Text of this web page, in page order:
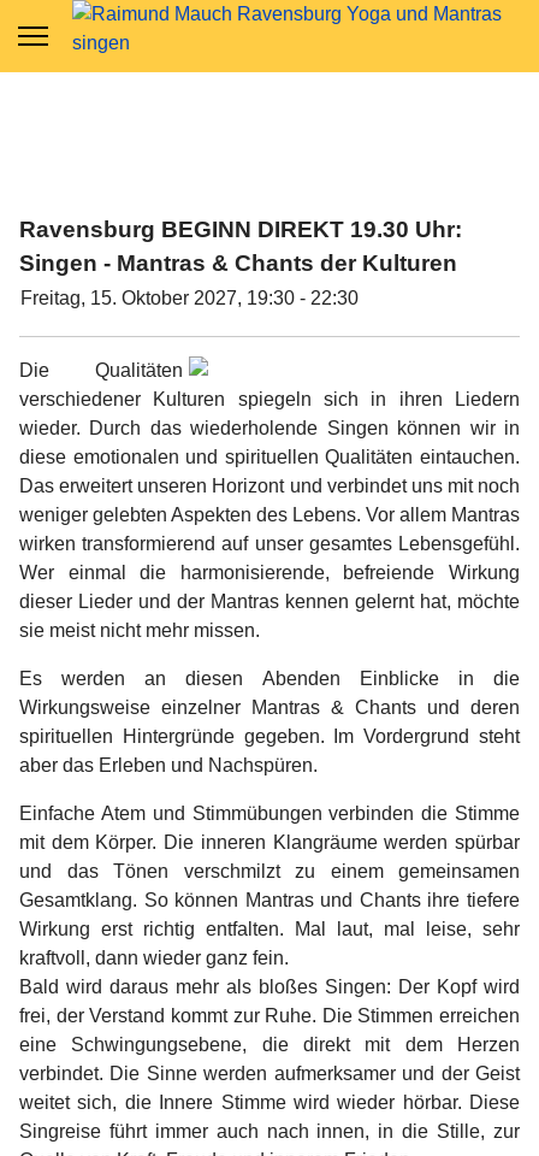
Ravensburg BEGINN DIREKT 19.30 Uhr:
Singen - Mantras & Chants der Kulturen
Freitag, 15. Oktober 2027, 19:30 - 22:30
Die Qualitäten
verschiedener Kulturen spiegeln sich in ihren Liedern
wieder. Durch das wiederholende Singen können wir in
diese emotionalen und spirituellen Qualitäten eintauchen.
Das erweitert unseren Horizont und verbindet uns mit noch
weniger gelebten Aspekten des Lebens. Vor allem Mantras
wirken transformierend auf unser gesamtes Lebensgefühl.
Wer einmal die harmonisierende, befreiende Wirkung
dieser Lieder und der Mantras kennen gelernt hat, möchte
sie meist nicht mehr missen.
Es werden an diesen Abenden Einblicke in die
Wirkungsweise einzelner Mantras & Chants und deren
spirituellen Hintergründe gegeben. Im Vordergrund steht
aber das Erleben und Nachspüren.
Einfache Atem und Stimmübungen verbinden die Stimme
mit dem Körper. Die inneren Klangräume werden spürbar
und das Tönen verschmilzt zu einem gemeinsamen
Gesamtklang. So können Mantras und Chants ihre tiefere
Wirkung erst richtig entfalten. Mal laut, mal leise, sehr
kraftvoll, dann wieder ganz fein.
Bald wird daraus mehr als bloßes Singen: Der Kopf wird
frei, der Verstand kommt zur Ruhe. Die Stimmen erreichen
eine Schwingungsebene, die direkt mit dem Herzen
verbindet. Die Sinne werden aufmerksamer und der Geist
weitet sich, die Innere Stimme wird wieder hörbar. Diese
Singreise führt immer auch nach innen, in die Stille, zur